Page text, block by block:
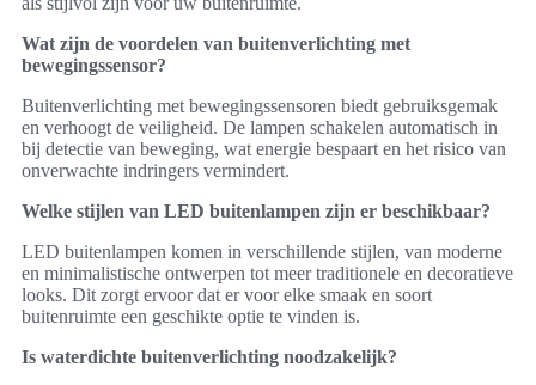
Wat zijn de voordelen van buitenverlichting met
bewegingssensor?
Buitenverlichting met bewegingssensoren biedt gebruiksgemak
en verhoogt de veiligheid. De lampen schakelen automatisch in
bij detectie van beweging, wat energie bespaart en het risico van
onverwachte indringers vermindert.
Welke stijlen van LED buitenlampen zijn er beschikbaar?
LED buitenlampen komen in verschillende stijlen, van moderne
en minimalistische ontwerpen tot meer traditionele en decoratieve
looks. Dit zorgt ervoor dat er voor elke smaak en soort
buitenruimte een geschikte optie te vinden is.
Is waterdichte buitenverlichting noodzakelijk?